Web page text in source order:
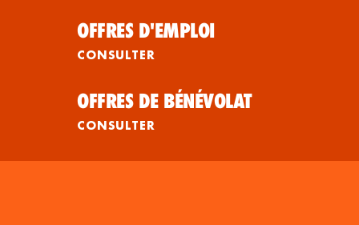
OFFRES D'EMPLOI
CONSULTER
OFFRES DE BÉNÉVOLAT
CONSULTER